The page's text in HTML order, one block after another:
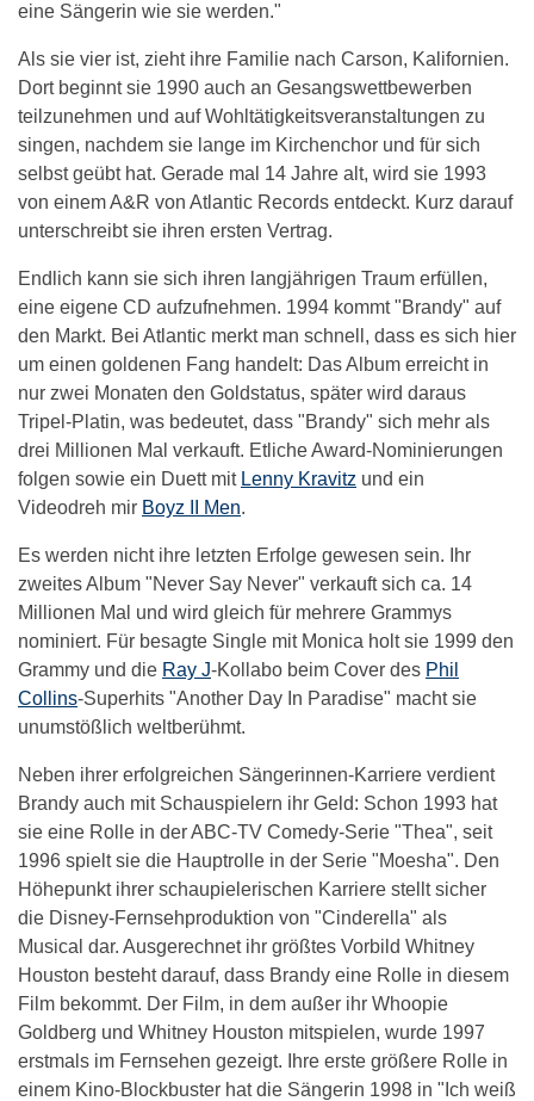
eine Sängerin wie sie werden."
Als sie vier ist, zieht ihre Familie nach Carson, Kalifornien.
Dort beginnt sie 1990 auch an Gesangswettbewerben
teilzunehmen und auf Wohltätigkeitsveranstaltungen zu
singen, nachdem sie lange im Kirchenchor und für sich
selbst geübt hat. Gerade mal 14 Jahre alt, wird sie 1993
von einem A&R von Atlantic Records entdeckt. Kurz darauf
unterschreibt sie ihren ersten Vertrag.
Endlich kann sie sich ihren langjährigen Traum erfüllen,
eine eigene CD aufzufnehmen. 1994 kommt "Brandy" auf
den Markt. Bei Atlantic merkt man schnell, dass es sich hier
um einen goldenen Fang handelt: Das Album erreicht in
nur zwei Monaten den Goldstatus, später wird daraus
Tripel-Platin, was bedeutet, dass "Brandy" sich mehr als
drei Millionen Mal verkauft. Etliche Award-Nominierungen
folgen sowie ein Duett mit Lenny Kravitz und ein
Videodreh mir Boyz II Men.
Es werden nicht ihre letzten Erfolge gewesen sein. Ihr
zweites Album "Never Say Never" verkauft sich ca. 14
Millionen Mal und wird gleich für mehrere Grammys
nominiert. Für besagte Single mit Monica holt sie 1999 den
Grammy und die Ray J-Kollabo beim Cover des Phil
Collins-Superhits "Another Day In Paradise" macht sie
unumstößlich weltberühmt.
Neben ihrer erfolgreichen Sängerinnen-Karriere verdient
Brandy auch mit Schauspielern ihr Geld: Schon 1993 hat
sie eine Rolle in der ABC-TV Comedy-Serie "Thea", seit
1996 spielt sie die Hauptrolle in der Serie "Moesha". Den
Höhepunkt ihrer schaupielerischen Karriere stellt sicher
die Disney-Fernsehproduktion von "Cinderella" als
Musical dar. Ausgerechnet ihr größtes Vorbild Whitney
Houston besteht darauf, dass Brandy eine Rolle in diesem
Film bekommt. Der Film, in dem außer ihr Whoopie
Goldberg und Whitney Houston mitspielen, wurde 1997
erstmals im Fernsehen gezeigt. Ihre erste größere Rolle in
einem Kino-Blockbuster hat die Sängerin 1998 in "Ich weiß